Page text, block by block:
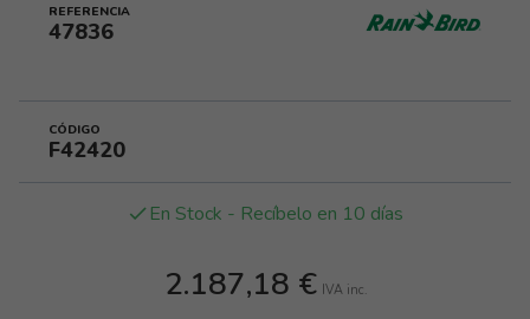
REFERENCIA
47836
CÓDIGO
F42420
done En Stock - Recíbelo en 10 días
2.187,18 € IVA inc.